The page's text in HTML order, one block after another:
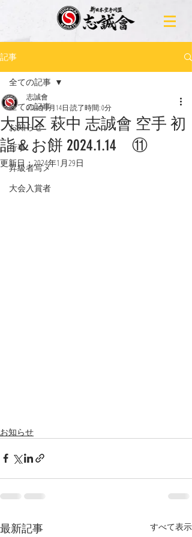
記事
全ての記事
お知らせ
行事
昇級者写メ
大会入賞者
全ての記事
大田区 萩中 志誠會 空手 初
詣＆お餅 2024.1.14 ⑪
志誠會
2024年1月14日 読了時間: 0分
更新日：2024年1月29日
お知らせ
最新記事 すべて表示